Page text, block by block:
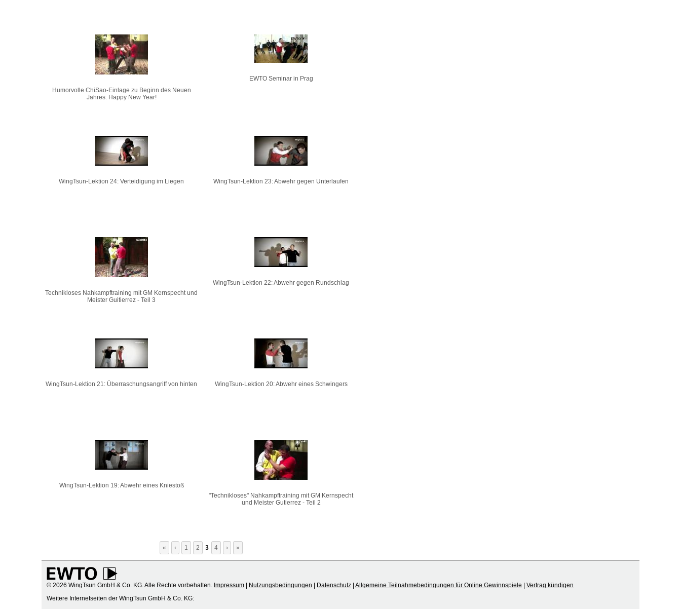
Humorvolle ChiSao-Einlage zu Beginn des Neuen
Jahres: Happy New Year!
EWTO Seminar in Prag
WingTsun-Lektion 24: Verteidigung im Liegen WingTsun-Lektion 23: Abwehr gegen Unterlaufen
Technikloses Nahkampftraining mit GM Kernspecht und
Meister Guitierrez - Teil 3
WingTsun-Lektion 22: Abwehr gegen Rundschlag
WingTsun-Lektion 21: Überraschungsangriff von hinten WingTsun-Lektion 20: Abwehr eines Schwingers
WingTsun-Lektion 19: Abwehr eines Kniestoß
"Technikloses" Nahkampftraining mit GM Kernspecht
und Meister Gutierrez - Teil 2
« ‹ 1 2 3 4 › »
© 2026 WingTsun GmbH & Co. KG. Alle Rechte vorbehalten. Impressum Nutzungsbedingungen Datenschutz Allgemeine Teilnahmebedingungen für Online Gewinnspiele
Vertrag kündigen
Weitere Internetseiten der WingTsun GmbH & Co. KG: